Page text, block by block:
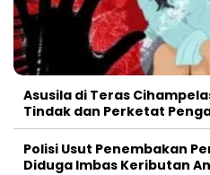
Asusila di Teras
Tindak dan Perketat
Polisi Usut Penembakan
Diduga Imbas Keributan